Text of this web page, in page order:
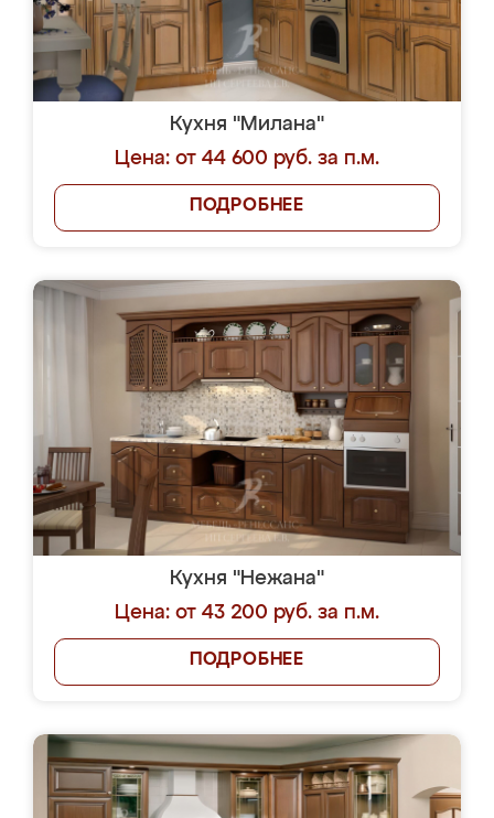
Кухня "Милана"
Цена: от 44 600 руб. за п.м.
ПОДРОБНЕЕ
Кухня "Нежана"
Цена: от 43 200 руб. за п.м.
ПОДРОБНЕЕ